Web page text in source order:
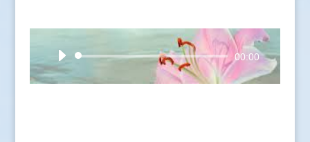
Audio
Player
00:00